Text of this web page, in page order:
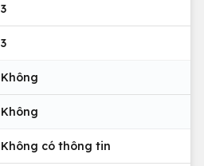
3
3
Không
Không
Không có thông tin